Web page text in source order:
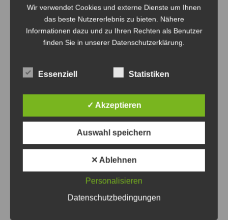
Löwenzahn zugute.
Weitere Informationen und Spendenmöglichkeiten
Anzeige
Anzeige
Wir verwendet Cookies und externe Dienste um Ihnen
das beste Nutzererlebnis zu bieten. Nähere
Informationen dazu und zu Ihren Rechten als Benutzer
finden Sie in unserer Datenschutzerklärung.
Essenziell Statistiken
✓ Akzeptieren
Auswahl speichern
✕ Ablehnen
Personalisieren
Datenschutzbedingungen